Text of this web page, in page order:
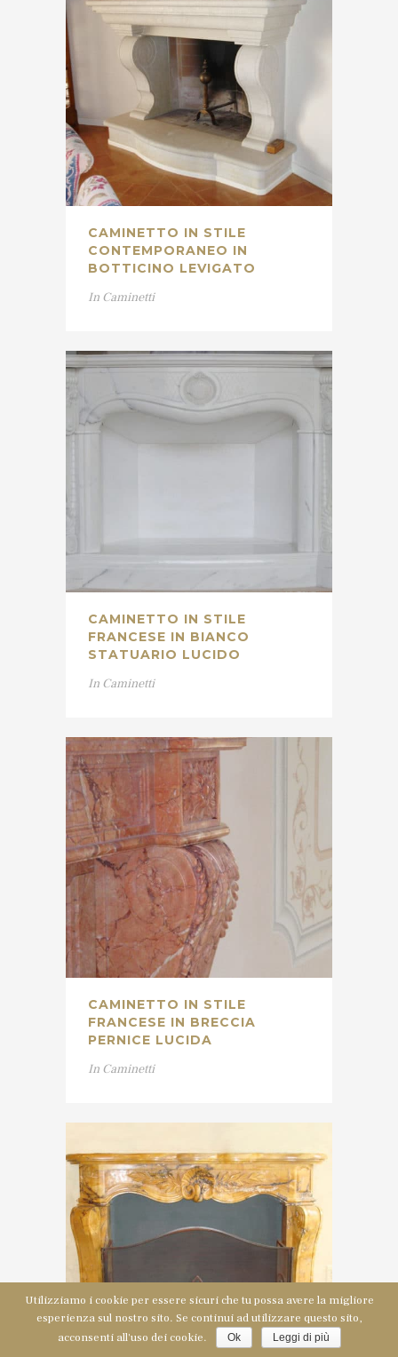
CAMINETTO IN STILE
CONTEMPORANEO IN
BOTTICINO LEVIGATO
In Caminetti
CAMINETTO IN STILE
FRANCESE IN BIANCO
STATUARIO LUCIDO
In Caminetti
CAMINETTO IN STILE
FRANCESE IN BRECCIA
PERNICE LUCIDA
In Caminetti
Utilizziamo i cookie per essere sicuri che tu possa avere la migliore
esperienza sul nostro sito. Se continui ad utilizzare questo sito,
acconsenti all'uso dei cookie.
Ok Leggi di più